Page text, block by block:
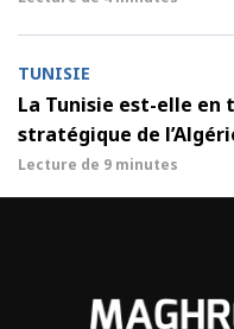
TUNISIE
La Tunisie est-elle en
stratégique de
Lecture de 9 minutes